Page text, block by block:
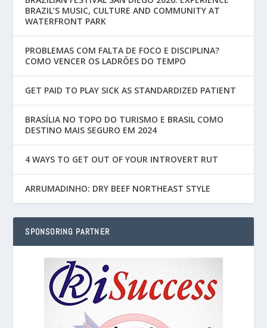
BRAZIL’S MUSIC, CULTURE AND COMMUNITY AT
WATERFRONT PARK
PROBLEMAS COM FALTA DE FOCO E DISCIPLINA?
COMO VENCER OS LADRÕES DO TEMPO
GET PAID TO PLAY SICK AS STANDARDIZED PATIENT
BRASÍLIA NO TOPO DO TURISMO E BRASIL COMO
DESTINO MAIS SEGURO EM 2024
4 WAYS TO GET OUT OF YOUR INTROVERT RUT
ARRUMADINHO: DRY BEEF NORTHEAST STYLE
SPONSORING PARTNER